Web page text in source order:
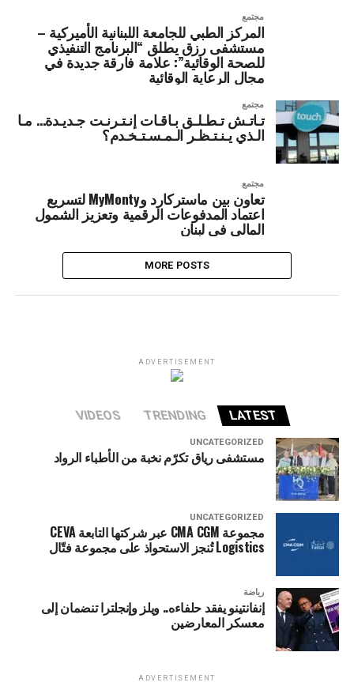
مجتمع
المركز الطبي للجامعة اللبنانية الأميركية –
مستشفى رزق يطلق “البرنامج التنفيذي
للصحة الوقائية”: علامة فارقة جديدة في
مجال الرعاية الوقائية
مجتمع
تـاتـش تـطـلـق بـاقـات إنـتـرنـت جـديـدة… مـا
الـذي يـنـتـظـر الـمـسـتـخـدم؟
مجتمع
تعاون بين ماستركارد وMyMonty لتسريع
اعتماد المدفوعات الرقمية وتعزيز الشمول
المالي في لبنان
MORE POSTS
ADVERTISEMENT
LATEST
TRENDING
VIDEOS
UNCATEGORIZED
مستشفى رياق تكرّم نخبة من الأطباء الرواد
UNCATEGORIZED
مجموعة CMA CGM عبر شركتها التابعة CEVA
Logistics تُنجز الاستحواذ على مجموعة فتّال
رياضة
إنفانتينو يفقد حلفاءه.. ويلز وإنجلترا تنضمان إلى
معسكر المعارضين
ADVERTISEMENT